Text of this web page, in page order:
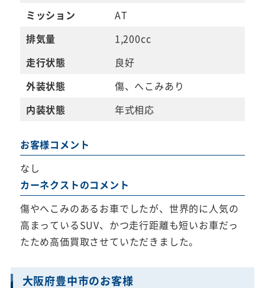
ミッション
AT
排気量
1,200cc
走行状態
良好
外装状態
傷、へこみあり
内装状態
年式相応
お客様コメント
なし
カーネクストのコメント
傷やへこみのあるお車でしたが、世界的に人気の
高まっているSUV、かつ走行距離も短いお車だっ
たため高価買取させていただきました。
大阪府豊中市のお客様